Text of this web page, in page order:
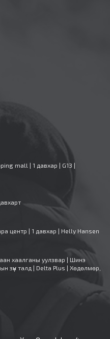
mall | 1 давхар | G13 |
центр | 1 давхар | Helly Hansen
хаалганы уулзвар | Шинэ
зүүн талд | Delta Plus | Хөдөлмөр,